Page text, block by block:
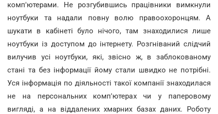
комп'ютерами. Не розгубившись працівники вимкнули
ноутбуки та надали повну волю правоохоронцям. А
шукати в кабінеті було нічого, там знаходилися лише
ноутбуки із доступом до інтернету. Розгніваний слідчий
вилучив усі ноутбуки, які, звісно ж, в заблокованому
стані та без інформації йому стали швидко не потрібні.
Уся інформація по діяльності такої компанії знаходилася
не на персональних комп'ютерах чи у паперовому
вигляді, а на віддалених хмарних базах даних. Роботу